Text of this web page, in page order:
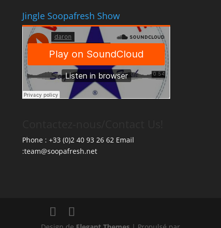
Jingle Soopafresh Show
Phone : +33 (0)2 40 93 26 62 Email
:team@soopafresh.net